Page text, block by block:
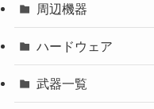
周辺機器
ハードウェア
武器一覧